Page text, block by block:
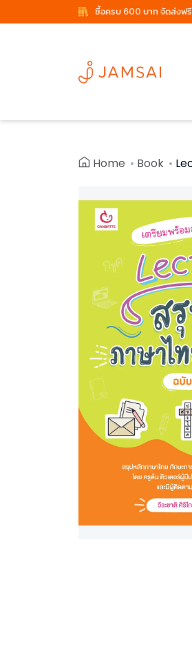
ซื้อครบ 600 บาท จัดส่งฟรี
Home Book